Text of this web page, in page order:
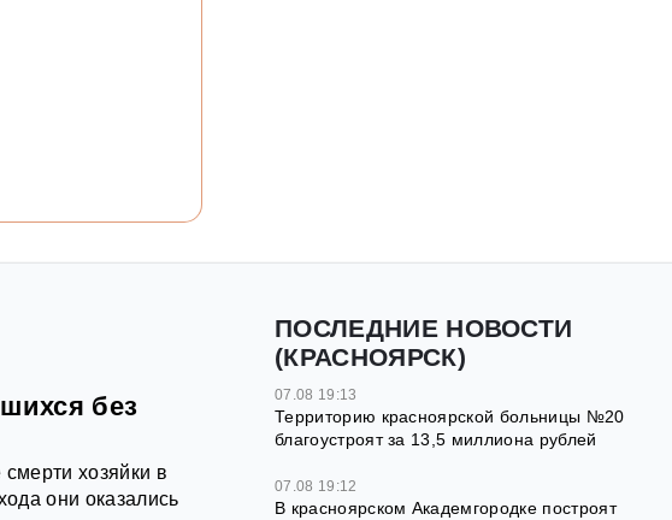
без
хозяйки в
они оказались
ПОСЛЕДНИЕ НОВОСТИ
(КРАСНОЯРСК)
07.08 19:13
Территорию красноярской больницы №20
благоустроят за 13,5 миллиона рублей
07.08 19:12
В красноярском Академгородке построят